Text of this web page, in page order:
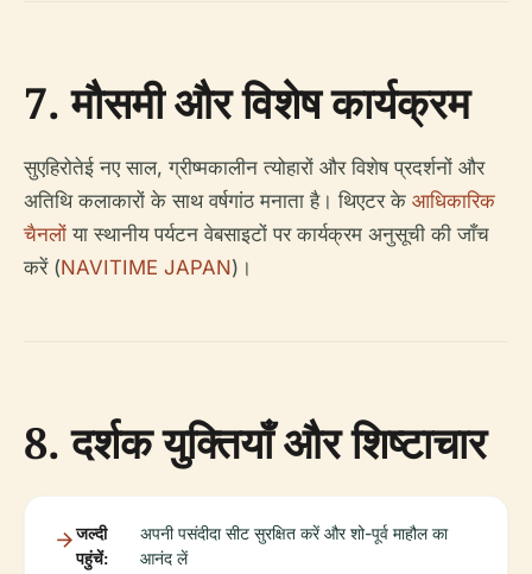
7. मौसमी और विशेष कार्यक्रम
सुएहिरोतेई नए साल, ग्रीष्मकालीन त्योहारों और विशेष प्रदर्शनों और
अतिथि कलाकारों के साथ वर्षगांठ मनाता है। थिएटर के आधिकारिक
चैनलों या स्थानीय पर्यटन वेबसाइटों पर कार्यक्रम अनुसूची की जाँच
करें (NAVITIME JAPAN)।
8. दर्शक युक्तियाँ और शिष्टाचार
जल्दी
पहुंचें:
अपनी पसंदीदा सीट सुरक्षित करें और शो-पूर्व माहौल का
आनंद लें